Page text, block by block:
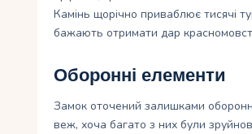
Камінь щорічно приваблює тисячі
бажають отримати дар
Оборонні елементи
Замок оточений залишками
веж, хоча багато з них були